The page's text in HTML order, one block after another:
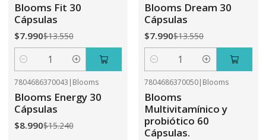
Blooms Fit 30
Cápsulas
$7.990$13.550
Cantidad
Blooms Dream 30
Cápsulas
$7.990$13.550
Cantidad
7804686370043 | Blooms
Blooms Energy 30
Cápsulas
$8.990$15.240
7804686370050| Blooms
Blooms
Multivitamínico y
probiótico 60
Cápsulas.